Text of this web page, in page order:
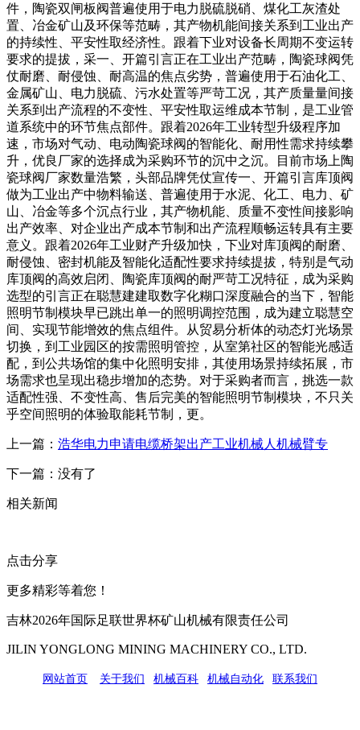
件，陶瓷双闸板阀普遍使用于电力脱硫脱硝、煤化工灰渣处
置、冶金矿山及环保等范畴，其产物机能间接关系到工业出产
的持续性、平安性取经济性。跟着下业对设备长周期不变运转
要求的提拔，采一、开篇引言正在工业出产范畴，陶瓷球阀凭
仗耐磨、耐侵蚀、耐高温的焦点劣势，普遍使用于石油化工、
金属矿山、电力脱硫、污水处置等严苛工况，其产质量量间接
关系到出产流程的不变性、平安性取运维成本节制，是工业管
道系统中的环节焦点部件。跟着2026年工业转型升级程序加
速，市场对气动、电动陶瓷球阀的智能化、耐用性需求持续攀
升，优良厂家的选择成为采购环节的沉中之沉。目前市场上陶
瓷球阀厂家数量浩繁，头部品牌凭仗宣传一、开篇引言库顶阀
做为工业出产中物料输送、普遍使用于水泥、化工、电力、矿
山、冶金等多个沉点行业，其产物机能、质量不变性间接影响
出产效率、对企业出产成本节制和出产流程顺畅运转具有主要
意义。跟着2026年工业财产升级加快，下业对库顶阀的耐磨、
耐侵蚀、密封机能及智能化适配性要求持续提拔，特别是气动
库顶阀的高效启闭、陶瓷库顶阀的耐严苛工况特征，成为采购
选型的引言正在聪慧建建取数字化糊口深度融合的当下，智能
照明节制模块早已跳出单一的照明调控范围，成为建立聪慧空
间、实现节能增效的焦点组件。从贸易分析体的动态灯光场景
切换，到工业园区的按需照明管控，从室第社区的智能光感适
配，到公共场馆的集中化照明安排，其使用场景持续拓展，市
场需求也呈现出稳步增加的态势。对于采购者而言，挑选一款
适配性强、不变性高、售后完美的智能照明节制模块，不只关
乎空间照明的体验取能耗节制，更。
上一篇： 浩华电力申请电缆桥架出产工业机械人机械臂专
下一篇：没有了
相关新闻
点击分享
更多精彩等着您！
吉林2026年国际足联世界杯矿山机械有限责任公司
JILIN YONGLONG MINING MACHINERY CO., LTD.
网站首页 关于我们 机械百科 机械自动化 联系我们